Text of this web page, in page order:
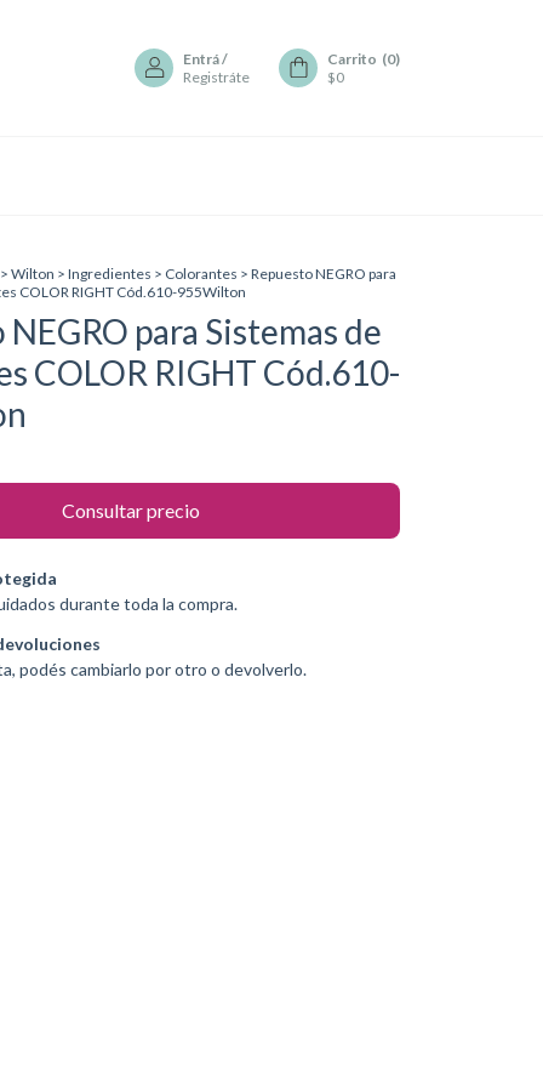
Entrá/
Registráte
Carrito (0)
$0
> Wilton > Ingredientes > Colorantes > Repuesto NEGRO para
COLOR RIGHT Cód.610-955Wilton
para Sistemas de
COLOR RIGHT Cód.610-
durante toda la compra.
podés cambiarlo por otro o devolverlo.